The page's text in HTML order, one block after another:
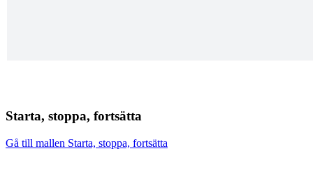
Starta, stoppa, fortsätta
Gå till mallen Starta, stoppa, fortsätta